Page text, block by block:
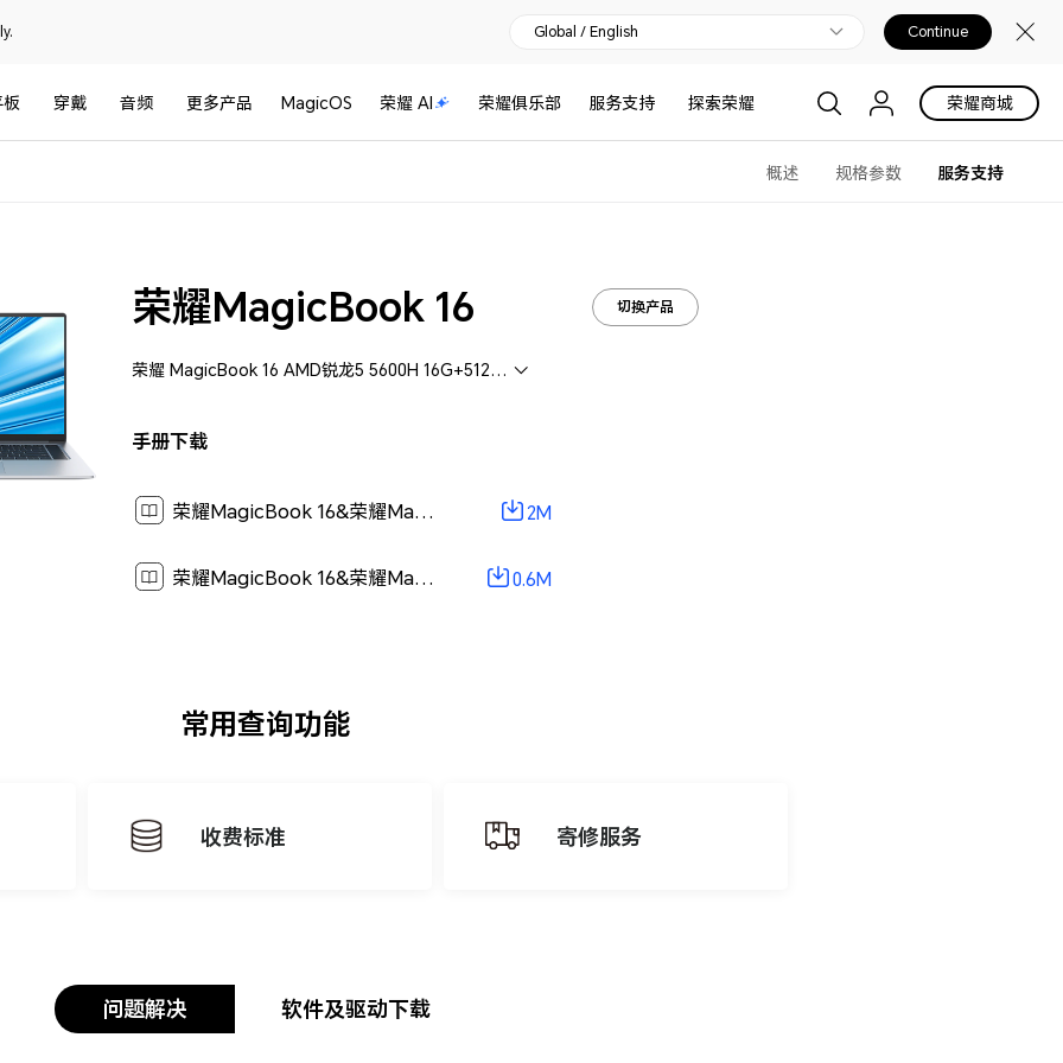
Global / English Continue
穿戴 音频 更多产品 MagicOS 荣耀 AI 荣耀俱乐部 服务支持 探索荣耀 荣耀商城
概述 规格参数 服务支持
荣耀MagicBook 16
荣耀 MagicBook 16 AMD锐龙5 5600H 16G+512G (HYM-W56)
手册下载
荣耀MagicBook 16&荣耀MagicBook 16 Pro 用户手册-(HYM-W56&HYM-W76,Win10,01,zh-cn)[ 2M ] 2M
荣耀MagicBook 16&荣耀MagicBook 16 Pro 快速入门-(HYM-W56&HYM-W76,01,zh-cn)[ 0.6M ] 0.6M
切换产品
常用查询功能
收费标准 寄修服务
问题解决 软件及驱动下载